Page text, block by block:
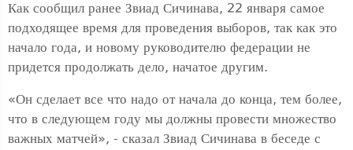
Как сообщил ранее Звиад Сичинава, 22 января самое
подходящее время для проведения выборов, так как это
начало года, и новому руководителю федерации не
придется продолжать дело, начатое другим.
«Он сделает все что надо от начала до конца, тем более,
что в следующем году мы должны провести множество
важных матчей», - сказал Звиад Сичинава в беседе с